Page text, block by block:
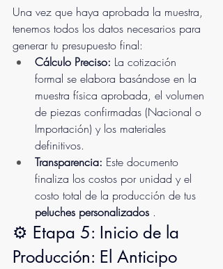
Una vez que haya aprobada la muestra,
tenemos todos los datos necesarios para
generar tu presupuesto final:
Cálculo Preciso: La cotización
formal se elabora basándose en la
muestra física aprobada, el volumen
de piezas confirmadas (Nacional o
Importación) y los materiales
definitivos.
Transparencia: Este documento
finaliza los costos por unidad y el
costo total de la producción de tus
peluches personalizados .
⚙️ Etapa 5: Inicio de la
Producción: El Anticipo